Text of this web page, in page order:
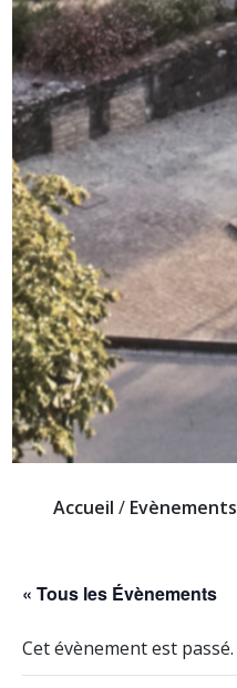
Accueil / Evènements
« Tous les Évènements
Cet évènement est passé.